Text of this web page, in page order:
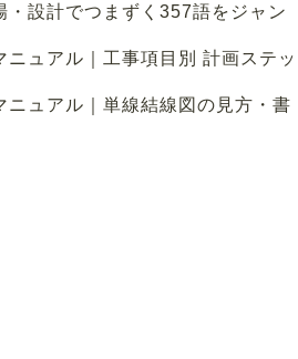
・設計でつまずく357語をジャン
ニュアル｜工事項目別 計画ステッ
ニュアル｜単線結線図の見方・書